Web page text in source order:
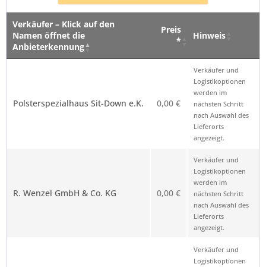
Verkäufer – Klick auf den
Namen öffnet die
Anbieterkennung
Preis
*
Hinweis
Polsterspezialhaus Sit-Down e.K. 0,00 €
Verkäufer und
Logistikoptionen
werden im
nächsten Schritt
nach Auswahl des
Lieferorts
angezeigt.
R. Wenzel GmbH & Co. KG 0,00 €
Verkäufer und
Logistikoptionen
werden im
nächsten Schritt
nach Auswahl des
Lieferorts
angezeigt.
Verkäufer und
Logistikoptionen